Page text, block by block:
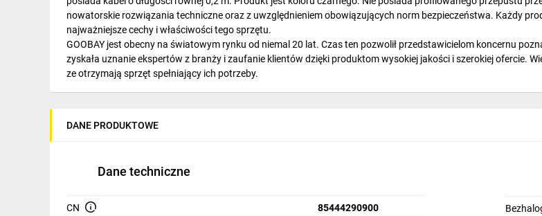
Pneumatyka
Dom i ogród
Klimatyzacja
Odzież ochronna i BHP
Elektronika
nowatorskie rozwiązania techniczne oraz z uwzględnieniem obowiązujących norm bezpieczeństwa. Każdy
najważniejsze cechy i właściwości tego sprzętu.
GOOBAY jest obecny na światowym rynku od niemal 20 lat. Czas ten pozwolił przedstawicielom koncernu
zyskała uznanie ekspertów z branży i zaufanie klientów dzięki produktom wysokiej jakości i szerokiej ofercie.
ze otrzymają sprzęt spełniający ich potrzeby.
DANE PRODUKTOWE
Dane techniczne
CN 85444290900